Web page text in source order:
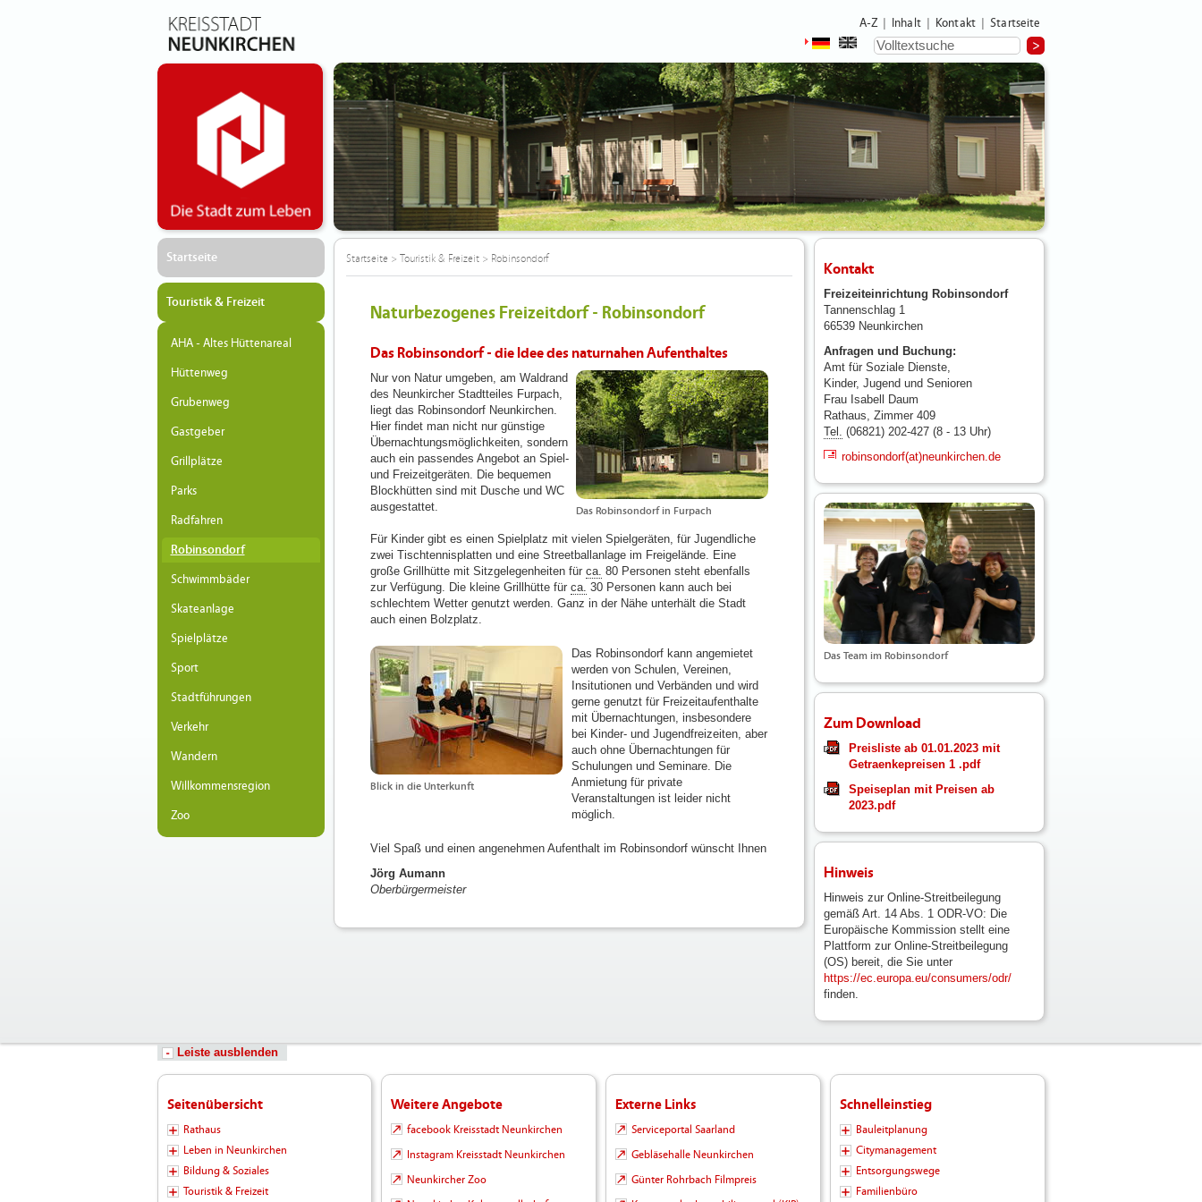
A-Z Inhalt Kontakt Startseite
Startseite
Touristik & Freizeit
AHA - Altes Hüttenareal
Hüttenweg
Grubenweg
Gastgeber
Grillplätze
Parks
Radfahren
Robinsondorf
Schwimmbäder
Skateanlage
Spielplätze
Sport
Stadtführungen
Verkehr
Wandern
Willkommensregion
Zoo
Startseite> Touristik & Freizeit> Robinsondorf
Naturbezogenes Freizeitdorf - Robinsondorf
Das Robinsondorf - die Idee des naturnahen Aufenthaltes
Das Robinsondorf in Furpach
Nur von Natur umgeben, am Waldrand
des Neunkircher Stadtteiles Furpach,
liegt das Robinsondorf Neunkirchen.
Hier findet man nicht nur günstige
Übernachtungsmöglichkeiten, sondern
auch ein passendes Angebot an Spiel-
und Freizeitgeräten. Die bequemen
Blockhütten sind mit Dusche und WC
ausgestattet.
Für Kinder gibt es einen Spielplatz mit vielen Spielgeräten, für Jugendliche
zwei Tischtennisplatten und eine Streetballanlage im Freigelände. Eine
große Grillhütte mit Sitzgelegenheiten für ca. 80 Personen steht ebenfalls
zur Verfügung. Die kleine Grillhütte für ca. 30 Personen kann auch bei
schlechtem Wetter genutzt werden. Ganz in der Nähe unterhält die Stadt
auch einen Bolzplatz.
Blick in die Unterkunft
Das Robinsondorf kann angemietet
werden von Schulen, Vereinen,
Insitutionen und Verbänden und wird
gerne genutzt für Freizeitaufenthalte
mit Übernachtungen, insbesondere
bei Kinder- und Jugendfreizeiten, aber
auch ohne Übernachtungen für
Schulungen und Seminare. Die
Anmietung für private
Veranstaltungen ist leider nicht
möglich.
Viel Spaß und einen angenehmen Aufenthalt im Robinsondorf wünscht Ihnen
Jörg Aumann
Oberbürgermeister
Kontakt
Freizeiteinrichtung Robinsondorf
Tannenschlag 1
66539 Neunkirchen
Anfragen und Buchung:
Amt für Soziale Dienste,
Kinder, Jugend und Senioren
Frau Isabell Daum
Rathaus, Zimmer 409
Tel. (06821) 202-427 (8 - 13 Uhr)
robinsondorf(at)neunkirchen.de
Das Team im Robinsondorf
Zum Download
Preisliste ab 01.01.2023 mit
Getraenkepreisen 1 .pdf
Speiseplan mit Preisen ab
2023.pdf
Hinweis
Hinweis zur Online-Streitbeilegung
gemäß Art. 14 Abs. 1 ODR-VO: Die
Europäische Kommission stellt eine
Plattform zur Online-Streitbeilegung
(OS) bereit, die Sie unter
https://ec.europa.eu/consumers/odr/
finden.
Leiste ausblenden
Seitenübersicht
Rathaus
Leben in Neunkirchen
Bildung & Soziales
Touristik & Freizeit
Weitere Angebote
facebook Kreisstadt Neunkirchen
Instagram Kreisstadt Neunkirchen
Neunkircher Zoo
Externe Links
Serviceportal Saarland
Gebläsehalle Neunkirchen
Günter Rohrbach Filmpreis
Schnelleinstieg
Bauleitplanung
Citymanagement
Entsorgungswege
Familienbüro